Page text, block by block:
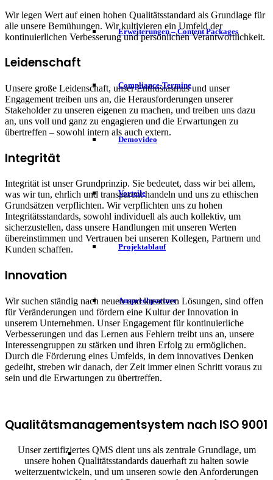
Erweiterungen – Content Packages
Compliance-Termine
Demovideo
Vorteile
Projektablauf
Ansprechpartner
Wir legen Wert auf einen hohen Qualitätsstandard als Grundlage für
alle unsere Bemühungen. Wir kultivieren ein Umfeld der
kontinuierlichen Verbesserung und persönlichen Verantwortlichkeit.
Leidenschaft
Unsere große Leidenschaft, unser Enthusiasmus und unser
Engagement treiben uns an, die Herausforderungen unserer
Stakeholder zu unseren eigenen zu machen, und treiben uns dazu
an, uns voll und ganz zu engagieren und die Erwartungen zu
übertreffen – sowohl intern als auch extern.
Integrität
Integrität ist unser Grundprinzip. Sie bedeutet, dass wir bei allem,
was wir tun, ehrlich und transparent handeln und uns zu ethischen
Grundsätzen verpflichten. Wir verpflichten uns zu hohen
Integritätsstandards, sowohl individuell als auch kollektiv, um
sicherzustellen, dass unsere Handlungen mit unseren Werten
übereinstimmen und Vertrauen bei unseren Kollegen, Partnern und
Kunden schaffen.
Innovation
Wir suchen ständig nach neuen und kreativen Lösungen, sind offen
für Veränderungen und fördern eine Kultur der Innovation in
unserem Unternehmen. Unser Engagement für kontinuierliche
Verbesserungen und das Lernen aus Fehlern treibt uns an, unsere
Interessengruppen zu stärken und ihren Erfolg zu ermöglichen.
Durch die Förderung eines Umfelds, in dem innovatives Denken
gedeiht, streben wir danach, der Zeit immer einen Schritt voraus zu
sein und die Erwartungen zu übertreffen.
Qualitätsmanagementsystem nach ISO 9001
Unser zertifiziertes QMS dient uns als zentrale Grundlage, um
unsere hohen Qualitätsstandards dauerhaft zu halten sowie
weiterzuentwickeln, und um unseren sowie den Anforderungen